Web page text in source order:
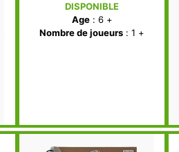
DISPONIBLE
Age: 6 +
Nombre de joueurs : 1 +